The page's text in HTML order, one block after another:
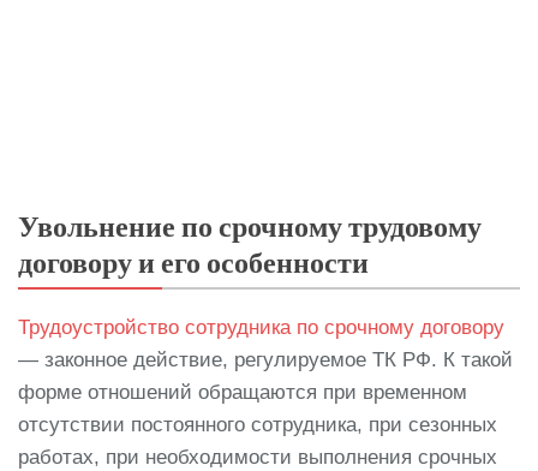
Увольнение по срочному трудовому
договору и его особенности
Трудоустройство сотрудника по срочному договору
— законное действие, регулируемое ТК РФ. К такой
форме отношений обращаются при временном
отсутствии постоянного сотрудника, при сезонных
работах, при необходимости выполнения срочных